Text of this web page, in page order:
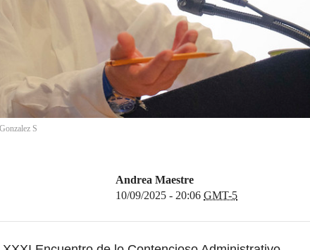
S
Andrea Maestre
10/09/2025 - 20:06 GMT-5